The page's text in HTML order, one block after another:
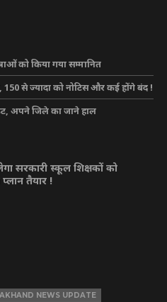
को किया गया सम्मानित
से ज्यादा को नोटिस और कई होंगे बंद !
अपने जिले का जाने हाल
सरकारी स्कूल शिक्षकों को
तैयार !
NEWS UPDATE